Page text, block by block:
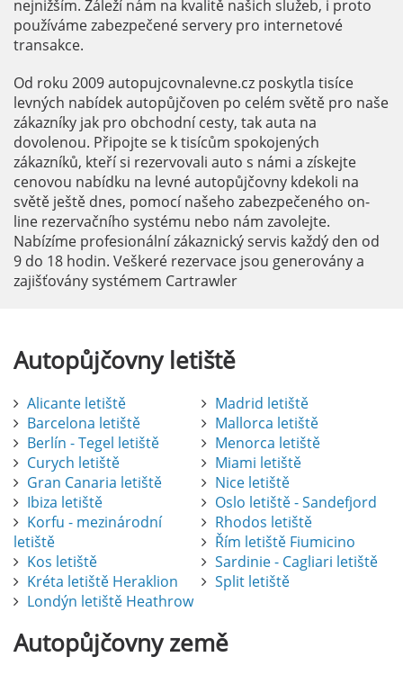
nejnižším. Záleží nám na kvalitě našich služeb, i proto
používáme zabezpečené servery pro internetové
transakce.
Od roku 2009 autopujcovnalevne.cz poskytla tisíce
levných nabídek autopůjčoven po celém světě pro naše
zákazníky jak pro obchodní cesty, tak auta na
dovolenou. Připojte se k tisícům spokojených
zákazníků, kteří si rezervovali auto s námi a získejte
cenovou nabídku na levné autopůjčovny kdekoli na
světě ještě dnes, pomocí našeho zabezpečeného on-
line rezervačního systému nebo nám zavolejte.
Nabízíme profesionální zákaznický servis každý den od
9 do 18 hodin. Veškeré rezervace jsou generovány a
zajišťovány systémem Cartrawler
Autopůjčovnyletiště
Alicante letiště
Barcelona letiště
Berlín - Tegel letiště
Curych letiště
Gran Canaria letiště
Ibiza letiště
Korfu - mezinárodní
letiště
Kos letiště
Kréta letiště Heraklion
Londýn letiště Heathrow
Madrid letiště
Mallorca letiště
Menorca letiště
Miami letiště
Nice letiště
Oslo letiště - Sandefjord
Rhodos letiště
Řím letiště Fiumicino
Sardinie - Cagliari letiště
Split letiště
Autopůjčovnyzemě